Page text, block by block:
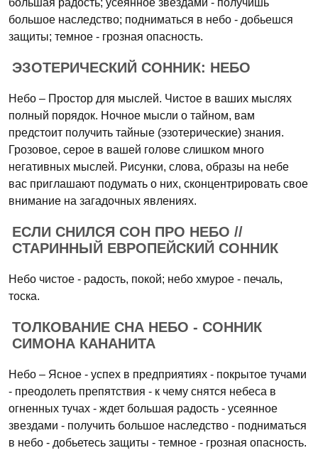
большая радость; усеянное звездами - получишь
большое наследство; подниматься в небо - добьешся
защиты; темное - грозная опасность.
ЭЗОТЕРИЧЕСКИЙ СОННИК: НЕБО
Небо – Простор для мыслей. Чистое в ваших мыслях
полный порядок. Ночное мысли о тайном, вам
предстоит получить тайные (эзотерические) знания.
Грозовое, серое в вашей голове слишком много
негативных мыслей. Рисунки, слова, образы на небе
вас приглашают подумать о них, сконцентрировать свое
внимание на загадочных явлениях.
ЕСЛИ СНИЛСЯ СОН ПРО НЕБО //
СТАРИННЫЙ ЕВРОПЕЙСКИЙ СОННИК
Небо чистое - радость, покой; небо хмурое - печаль,
тоска.
ТОЛКОВАНИЕ СНА НЕБО - СОННИК
СИМОНА КАНАНИТА
Небо – Ясное - успех в предприятиях - покрытое тучами
- преодолеть препятствия - к чему снятся небеса в
огненных тучах - ждет большая радость - усеянное
звездами - получить большое наследство - подниматься
в небо - добьетесь защиты - темное - грозная опасность.